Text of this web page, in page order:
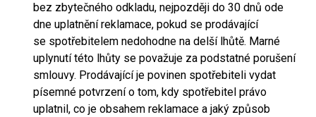
bez zbytečného odkladu, nejpozději do 30 dnů ode
dne uplatnění reklamace, pokud se prodávající
se spotřebitelem nedohodne na delší lhůtě. Marné
uplynutí této lhůty se považuje za podstatné porušení
smlouvy. Prodávající je povinen spotřebiteli vydat
písemné potvrzení o tom, kdy spotřebitel právo
uplatnil, co je obsahem reklamace a jaký způsob